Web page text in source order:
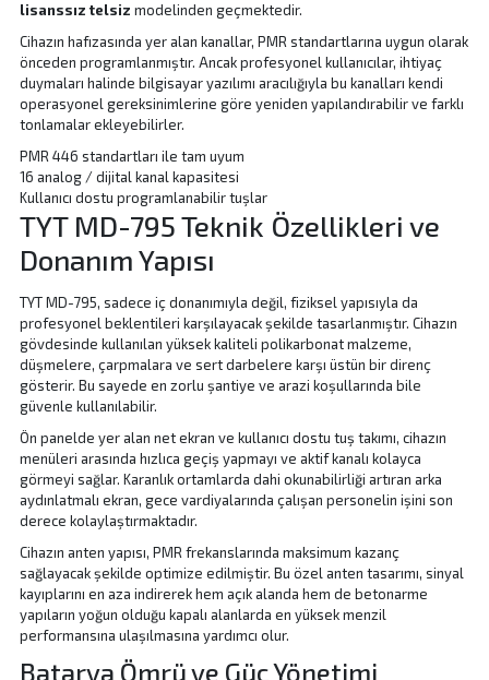
lisanssız telsiz modelinden geçmektedir.
Cihazın hafızasında yer alan kanallar, PMR standartlarına uygun olarak
önceden programlanmıştır. Ancak profesyonel kullanıcılar, ihtiyaç
duymaları halinde bilgisayar yazılımı aracılığıyla bu kanalları kendi
operasyonel gereksinimlerine göre yeniden yapılandırabilir ve farklı
tonlamalar ekleyebilirler.
PMR 446 standartları ile tam uyum
16 analog / dijital kanal kapasitesi
Kullanıcı dostu programlanabilir tuşlar
TYT MD-795 Teknik Özellikleri ve
Donanım Yapısı
TYT MD-795, sadece iç donanımıyla değil, fiziksel yapısıyla da
profesyonel beklentileri karşılayacak şekilde tasarlanmıştır. Cihazın
gövdesinde kullanılan yüksek kaliteli polikarbonat malzeme,
düşmelere, çarpmalara ve sert darbelere karşı üstün bir direnç
gösterir. Bu sayede en zorlu şantiye ve arazi koşullarında bile
güvenle kullanılabilir.
Ön panelde yer alan net ekran ve kullanıcı dostu tuş takımı, cihazın
menüleri arasında hızlıca geçiş yapmayı ve aktif kanalı kolayca
görmeyi sağlar. Karanlık ortamlarda dahi okunabilirliği artıran arka
aydınlatmalı ekran, gece vardiyalarında çalışan personelin işini son
derece kolaylaştırmaktadır.
Cihazın anten yapısı, PMR frekanslarında maksimum kazanç
sağlayacak şekilde optimize edilmiştir. Bu özel anten tasarımı, sinyal
kayıplarını en aza indirerek hem açık alanda hem de betonarme
yapıların yoğun olduğu kapalı alanlarda en yüksek menzil
performansına ulaşılmasına yardımcı olur.
Batarya Ömrü ve Güç Yönetimi